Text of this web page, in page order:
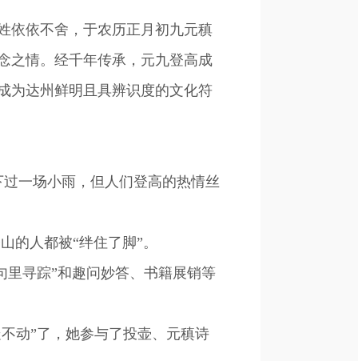
依不舍，于农历正月初九元稹
之情。经千年传承，元九登高成
为达州鲜明且具辨识度的文化符
一场小雨，但人们登高的热情丝
人都被“绊住了脚”。
寻踪”和趣问妙答、书籍展销等
动”了，她参与了投壶、元稹诗